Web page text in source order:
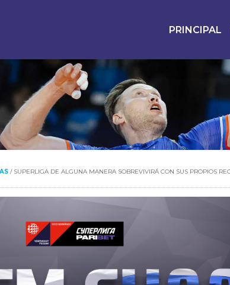
PRINCIPAL
/ SUPERLIGA DE ALGUNA MANERA SOBREVIVIRÁ CON SUS PROPIOS